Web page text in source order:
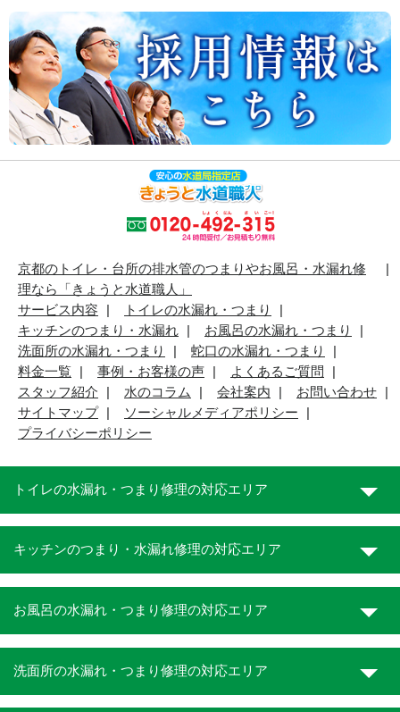
京都のトイレ・台所の排水管のつまりやお風呂・水漏れ修
理なら「きょうと水道職人」
サービス内容
トイレの水漏れ・つまり
キッチンのつまり・水漏れ
お風呂の水漏れ・つまり
洗面所の水漏れ・つまり
蛇口の水漏れ・つまり
料金一覧
事例・お客様の声
よくあるご質問
スタッフ紹介
水のコラム 会社案内
お問い合わせ
サイトマップ
ソーシャルメディアポリシー
プライバシーポリシー
トイレの水漏れ・つまり修理の対応エリア
キッチンのつまり・水漏れ修理の対応エリア
お風呂の水漏れ・つまり修理の対応エリア
洗面所の水漏れ・つまり修理の対応エリア